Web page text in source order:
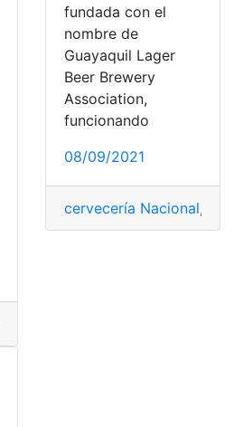
fundada con el
nombre de
Guayaquil Lager
Beer Brewery
Association,
funcionando
08/09/2021
cervecería Nacional,